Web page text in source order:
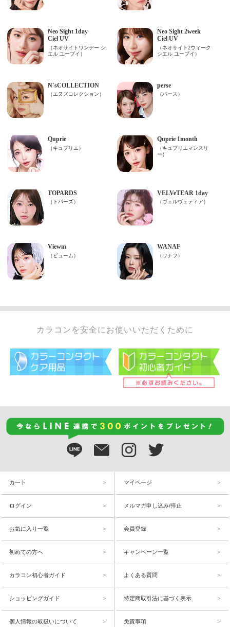
カラコンを安全にお使いいただくために
カート マイページ
ログイン メルマガ申し込み/停止
お気に入り一覧 会員登録
初めての方へ キャンペーン一覧
カラコン初心者ガイド よくある質問
ショッピングガイド 特定商取引法に基づく表示
個人情報の取扱いについて 免責事項